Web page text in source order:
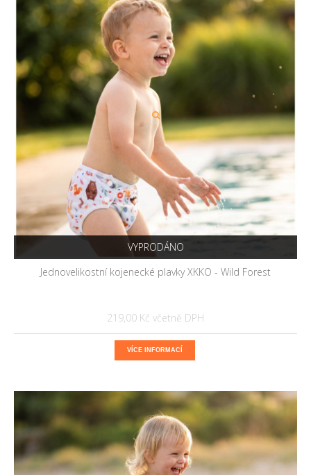
VYPRODÁNO
Jednovelikostní kojenecké plavky XKKO - Wild Forest
219,00 Kč
VÍCE INFORMACÍ